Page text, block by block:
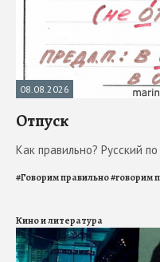
08.08.2026
Отпуск
Как правильно? Русский
#Говорим правильно#говорим
Кино и литература